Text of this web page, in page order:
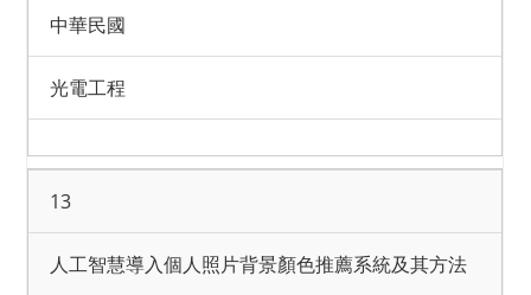
中華民國
光電工程
13
人工智慧導入個人照片背景顏色推薦系統及其方法